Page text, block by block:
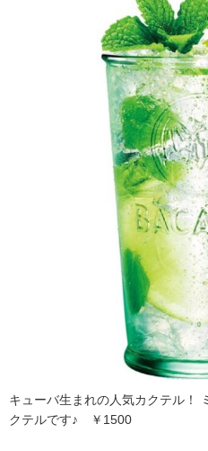
キューバ生まれの人気カクテル！
クテルです♪ ￥1500